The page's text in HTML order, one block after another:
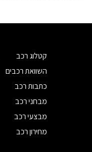
קטלוג רכב
השוואת רכבים
כתבות רכב
מבחני רכב
מבצעי רכב
מחירון רכב